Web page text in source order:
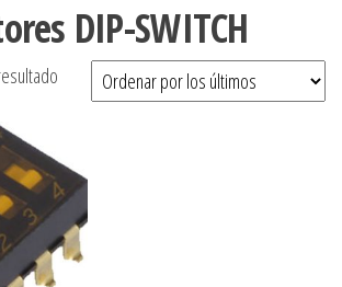
DIP-SWITCH